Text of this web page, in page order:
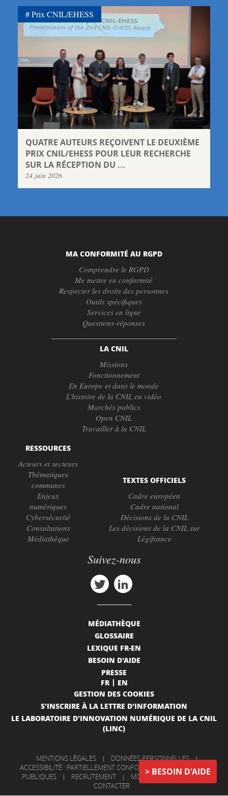
QUATRE AUTEURS REÇOIVENT LE DEUXIÈME
PRIX CNIL/EHESS POUR LEUR RECHERCHE
SUR LA RÉCEPTION DU ...
24 juin 2026
Prix CNIL/EHESS
BESOIN D'AIDE
MA CONFORMITÉ AU RGPD
Comprendre le RGPD
Me mettre en conformité
Respecter les droits des personnes
Outils spécifiques
Services en ligne
Questions-réponses
LA CNIL
Missions
Fonctionnement
En Europe et dans le monde
L'histoire de la CNIL en vidéo
Marchés publics
Open CNIL
Travailler à la CNIL
RESSOURCES
Acteurs et secteurs
Thématiques
communes
Enjeux
numériques
Cybersécurité
Consultations
Médiathèque
TEXTES OFFICIELS
Cadre européen
Cadre national
Décisions de la CNIL
Les décisions de la CNIL sur
Légifrance
Suivez-nous
MÉDIATHÈQUE
GLOSSAIRE
LEXIQUE FR-EN
BESOIN D'AIDE
PRESSE
FR
EN
GESTION DES COOKIES
S'INSCRIRE À LA LETTRE D'INFORMATION
LE LABORATOIRE D'INNOVATION NUMÉRIQUE DE LA CNIL
(LINC)
MENTIONS LÉGALES | DONNÉES PERSONNELLES |
ACCESSIBILITÉ : PARTIELLEMENT CONFORME
|
INFORMATIONS
PUBLIQUES
| RECRUTEMENT | MON COMPTE |
NOUS
CONTACTER